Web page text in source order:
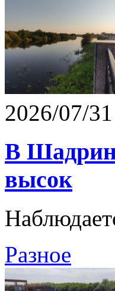
2026/07/
В
высок
Разное